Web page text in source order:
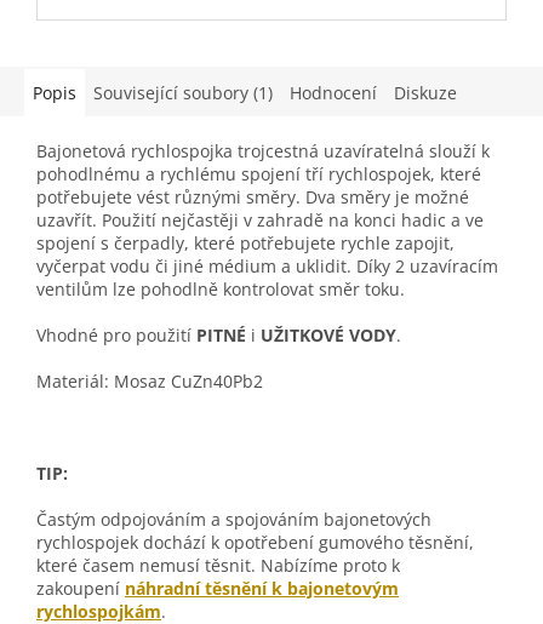
Náhradní těsnění dobajonetových rychlospojek.
Popis Související soubory (1) Hodnocení Diskuze
Bajonetová rychlospojka trojcestná uzavíratelná slouží k
pohodlnému a rychlému spojení tří rychlospojek, které
potřebujete vést různými směry. Dva směry je možné
uzavřít. Použití nejčastěji v zahradě na konci hadic a ve
spojení s čerpadly, které potřebujete rychle zapojit,
vyčerpat vodu či jiné médium a uklidit. Díky 2 uzavíracím
ventilům lze pohodlně kontrolovat směr toku.
Vhodné pro použití PITNÉ i UŽITKOVÉ VODY.
Materiál: Mosaz CuZn40Pb2
TIP:
Častým odpojováním a spojováním bajonetových
rychlospojek dochází k opotřebení gumového těsnění,
které časem nemusí těsnit. Nabízíme proto k
zakoupení náhradní těsnění k bajonetovým
rychlospojkám.